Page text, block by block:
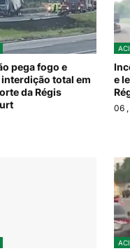
pega fogo e
total em
da Régis
e
06